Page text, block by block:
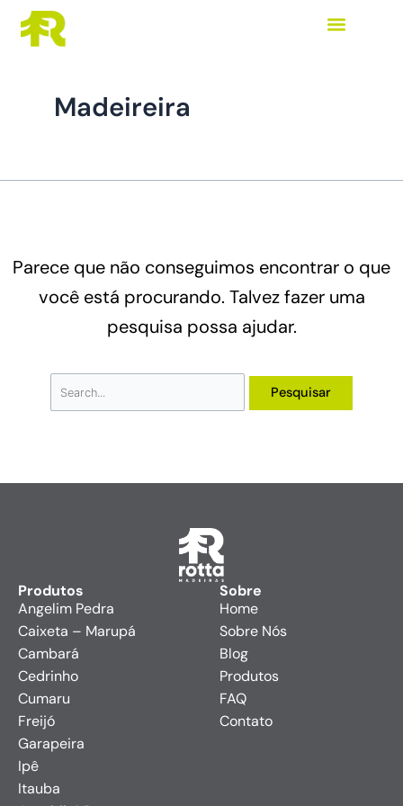
para
conteúdoMadeireira
Parece que não conseguimos encontrar o que
você está procurando. Talvez fazer uma
pesquisa possa ajudar.
Pesquisar
por:
Produtos
Angelim Pedra
Caixeta – Marupá
Cambará
Cedrinho
Cumaru
Freijó
Garapeira
Ipê
Itauba
Sobre
Home
Sobre Nós
Blog
Produtos
FAQ
Contato